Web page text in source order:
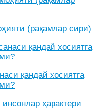
(рақамлар сири)
қандай хосиятга